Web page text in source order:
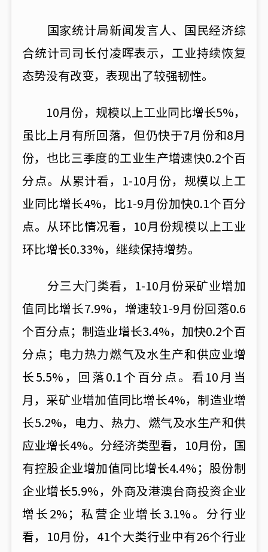
国家统计局新闻发言人、国民经济综
合统计司司长付凌晖表示，工业持续恢复
态势没有改变，表现出了较强韧性。
10月份，规模以上工业同比增长5%，
虽比上月有所回落，但仍快于7月份和8月
份，也比三季度的工业生产增速快0.2个百
分点。从累计看，1-10月份，规模以上工
业同比增长4%，比1-9月份加快0.1个百分
点。从环比情况看，10月份规模以上工业
环比增长0.33%，继续保持增势。
分三大门类看，1-10月份采矿业增加
值同比增长7.9%，增速较1-9月份回落0.6
个百分点；制造业增长3.4%，加快0.2个百
分点；电力热力燃气及水生产和供应业增
长5.5%，回落0.1个百分点。看10月当
月，采矿业增加值同比增长4%，制造业增
长5.2%，电力、热力、燃气及水生产和供
应业增长4%。分经济类型看，10月份，国
有控股企业增加值同比增长4.4%；股份制
企业增长5.9%，外商及港澳台商投资企业
增长2%；私营企业增长3.1%。分行业
看，10月份，41个大类行业中有26个行业